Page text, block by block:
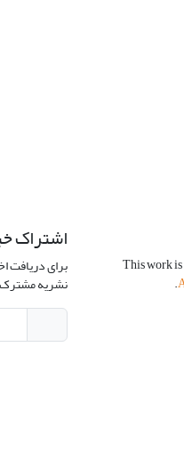
This work
.
اشتراک
برای دریافت
نشریه